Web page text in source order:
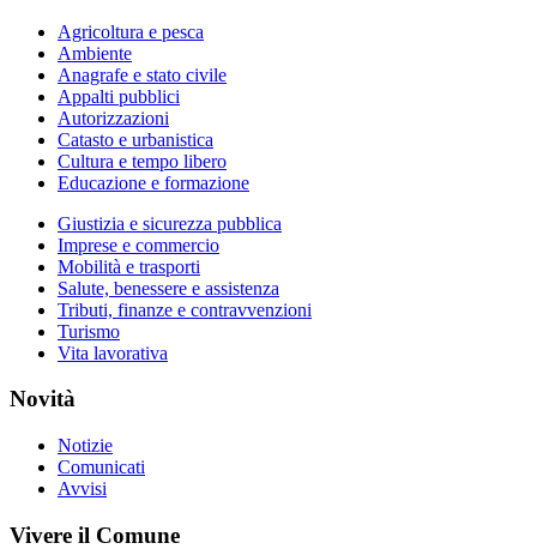
Agricoltura e pesca
Ambiente
Anagrafe e stato civile
Appalti pubblici
Autorizzazioni
Catasto e urbanistica
Cultura e tempo libero
Educazione e formazione
Giustizia e sicurezza pubblica
Imprese e commercio
Mobilità e trasporti
Salute, benessere e assistenza
Tributi, finanze e contravvenzioni
Turismo
Vita lavorativa
Novità
Notizie
Comunicati
Avvisi
Vivere il Comune